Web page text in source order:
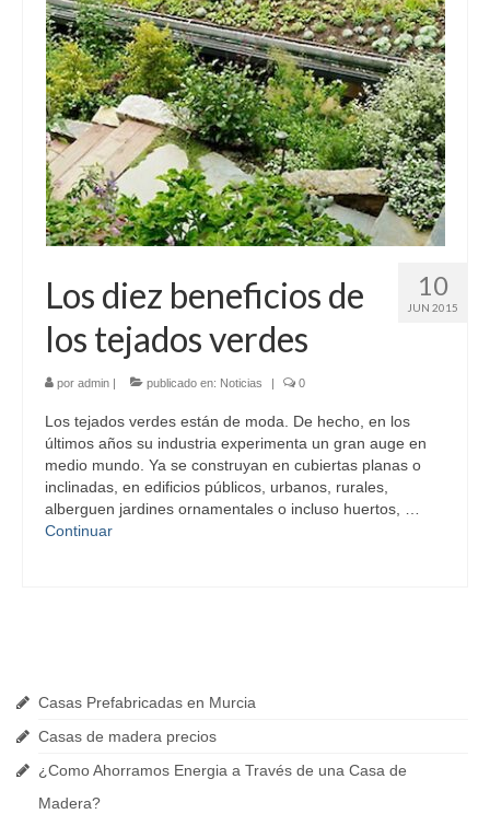
10
JUN 2015
Los diez beneficios de
los tejados verdes
por admin publicado en: Noticias 0
Los tejados verdes están de moda. De hecho, en los
últimos años su industria experimenta un gran auge en
medio mundo. Ya se construyan en cubiertas planas o
inclinadas, en edificios públicos, urbanos, rurales,
alberguen jardines ornamentales o incluso huertos, …
Continuar
Casas Prefabricadas en Murcia
Casas de madera precios
¿Como Ahorramos Energia a Través de una Casa de
Madera?